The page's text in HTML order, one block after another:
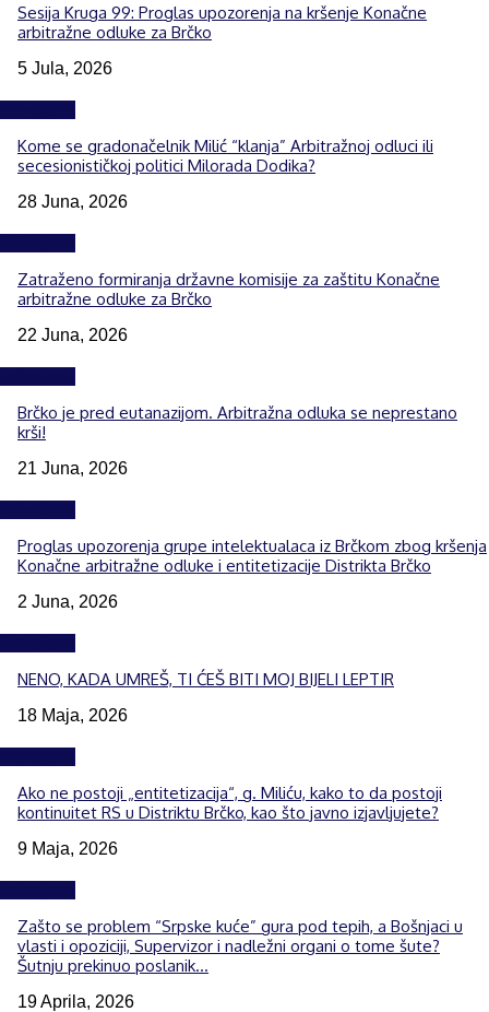
Sesija Kruga 99: Proglas upozorenja na kršenje Konačne
arbitražne odluke za Brčko
5 Jula, 2026
Kome se gradonačelnik Milić “klanja” Arbitražnoj odluci ili
secesionističkoj politici Milorada Dodika?
28 Juna, 2026
Zatraženo formiranja državne komisije za zaštitu Konačne
arbitražne odluke za Brčko
22 Juna, 2026
Brčko je pred eutanazijom. Arbitražna odluka se neprestano
krši!
21 Juna, 2026
Proglas upozorenja grupe intelektualaca iz Brčkom zbog kršenja
Konačne arbitražne odluke i entitetizacije Distrikta Brčko
2 Juna, 2026
NENO, KADA UMREŠ, TI ĆEŠ BITI MOJ BIJELI LEPTIR
18 Maja, 2026
Ako ne postoji „entitetizacija“, g. Miliću, kako to da postoji
kontinuitet RS u Distriktu Brčko, kao što javno izjavljujete?
9 Maja, 2026
Zašto se problem “Srpske kuće” gura pod tepih, a Bošnjaci u
vlasti i opoziciji, Supervizor i nadležni organi o tome šute?
Šutnju prekinuo poslanik...
19 Aprila, 2026